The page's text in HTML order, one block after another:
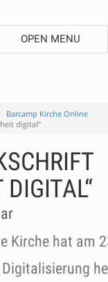
OPEN MENU
Barcamp Kirche Online
digital“
DIGITAL“
Kirche hat am